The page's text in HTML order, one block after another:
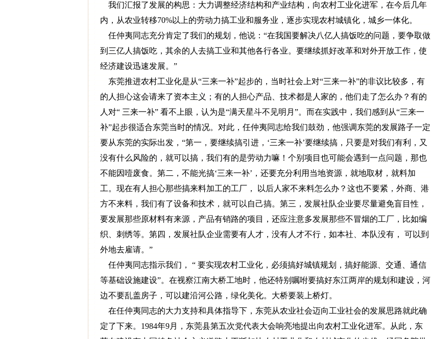
我们汇报了发展的构思：大力调整经济结构和产业结构，向农村工业化进军，在今后几年
内，从农业转移70%以上的劳动力搞工业和服务业，逐步实现农村城镇化，城乡一体化。
任仲夷同志充分肯定了我们的规划，他说：“在我国要解决八亿人搞饭吃的问题，要争取做
到三亿人搞饭吃，其余的人去搞工业和其他各行各业。要继续抓好改革和对外开放工作，使
经济建设迅速发展。”
东莞推进农村工业化是从“三来一补”起步的，当时社会上对“三来一补”的非议比较多，有
的人担心这会请来了资本主义；有的人担心产品、技术都是人家的，他们走了怎么办？有的
人对“ 三来一补” 看不上眼，认为是“满天星斗不见明月”。而在实践中，我们感到从“三来一
补”起步很适合东莞当时的情况。对此，任仲夷同志给我们鼓劲，他强调东莞的发展路子一定
要从东莞的实际出发，“第一，要继续搞引进，‘三来一补’要继续搞，只要是对我们有利，又
没有什么风险的，就可以搞，我们有的是劳动力嘛！个别项目也可能会遇到一点问题，那也
不能因噎废食。第二，不能光搞‘三来一补’，还要充分利用当地资源，就地取材，就料加
工。现在有人担心那些搞来料加工的工厂， 以后人家不来料怎么办？这也不要紧，外商、港
方不来料，我们有了设备和技术，就可以自己搞。第三，发展社队企业要尽量避免盲目性，
要发展那些原材料有来源，产品有销路的项目，还应注意多发展那些不冒烟的工厂，比如编
织、刺绣等。第四，发展社队企业需要有人才，没有人才不行，如本社、本队没有， 可以到
外地去雇请。”
任仲夷同志指示我们， “ 要实现农村工业化，必须搞好城镇规划，搞好能源、交通、通信
等基础设施建设”。在视察江南大桥工地时，他还特别嘱咐要搞好东江两岸的规划和建设，河
边不要乱盖房子，可以建沿河公路，绿化美化。大桥要装上桥灯。
在任仲夷同志的大力支持和具体指导下，东莞从农业社会迈向工业社会的发展思路就此确
定了下来。1984年9月，东莞县第五次党代表大会响亮地提出向农村工业化进军。从此，东